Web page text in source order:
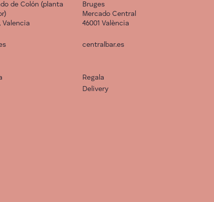
de Colón (planta
Valencia
Bruges
Mercado Central
46001 València
centralbar.es
Regala
Delivery